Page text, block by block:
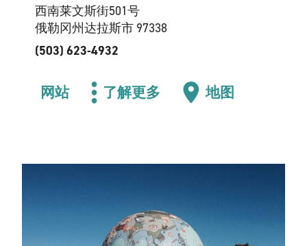
西南莱文斯街501号
俄勒冈州达拉斯市 97338
(503) 623-4932
网站 了解更多 地图